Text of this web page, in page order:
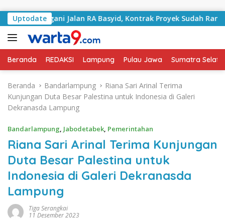
UptodateJalan RA Basyid, Kontrak Proyek Sudah Rampung
Beranda REDAKSI Lampung Pulau Jawa Sumatra
Beranda Bandarlampung
Riana Sari Arinal Terima
Kunjungan Duta Besar Palestina untuk Indonesia di Galeri
Dekranasda Lampung
Bandarlampung, Jabodetabek, Pemerintahan
Riana Sari Arinal Terima Kunjungan
Duta Besar Palestina untuk
Indonesia di Galeri Dekranasda
Lampung
Tiga Serangkai
11 Desember 2023